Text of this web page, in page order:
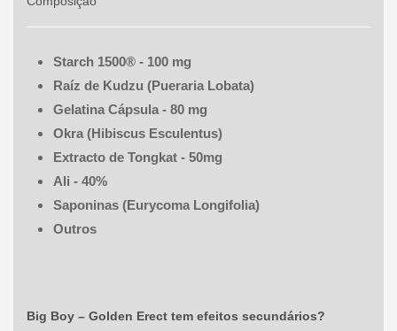
Starch 1500® - 100 mg
Raíz de Kudzu (Pueraria Lobata)
Gelatina Cápsula - 80 mg
Okra (Hibiscus Esculentus)
Extracto de Tongkat - 50mg
Ali - 40%
Saponinas (Eurycoma Longifolia)
Outros
Big Boy – Golden Erect tem efeitos secundários?